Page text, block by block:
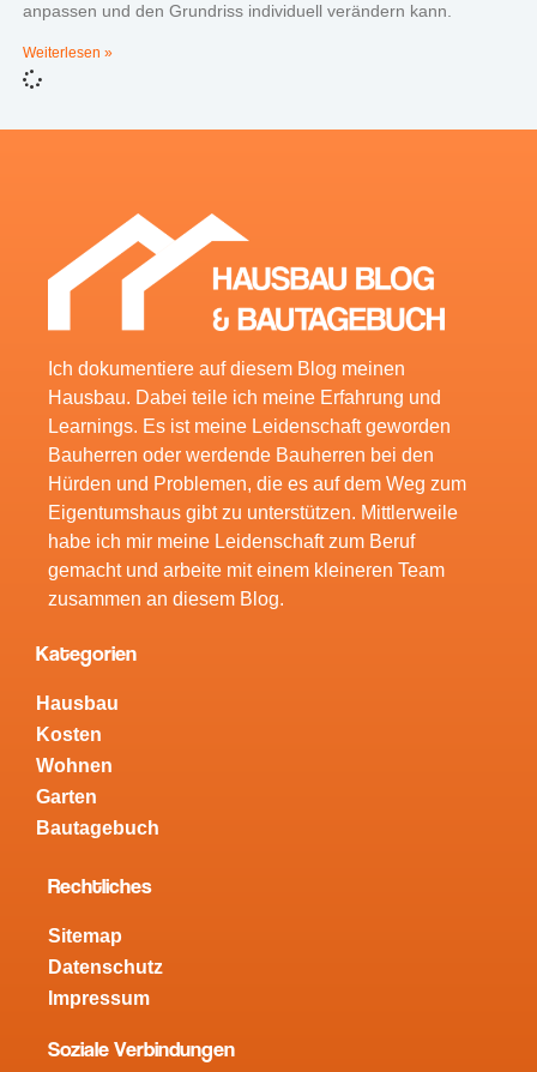
anpassen und den Grundriss individuell verändern kann.
Weiterlesen »
Ich dokumentiere auf diesem Blog meinen
Hausbau. Dabei teile ich meine Erfahrung und
Learnings. Es ist meine Leidenschaft geworden
Bauherren oder werdende Bauherren bei den
Hürden und Problemen, die es auf dem Weg zum
Eigentumshaus gibt zu unterstützen. Mittlerweile
habe ich mir meine Leidenschaft zum Beruf
gemacht und arbeite mit einem kleineren Team
zusammen an diesem Blog.
Kategorien
Hausbau
Kosten
Wohnen
Garten
Bautagebuch
Rechtliches
Sitemap
Datenschutz
Impressum
Soziale Verbindungen